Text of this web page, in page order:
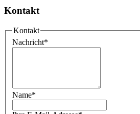
Kontakt
Kontakt
Nachricht*
Name*